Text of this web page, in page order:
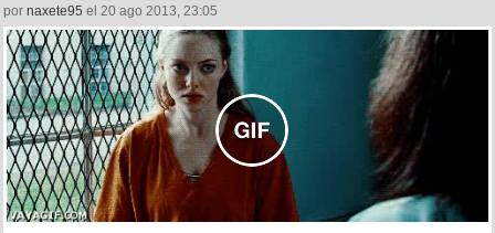
por naxete95 el 20 ago 2013, 23:05